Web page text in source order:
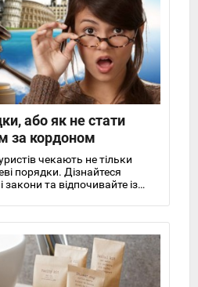
або як не стати
за кордоном
чекають не тільки
порядки. Дізнайтеся
закони та відпочивайте із